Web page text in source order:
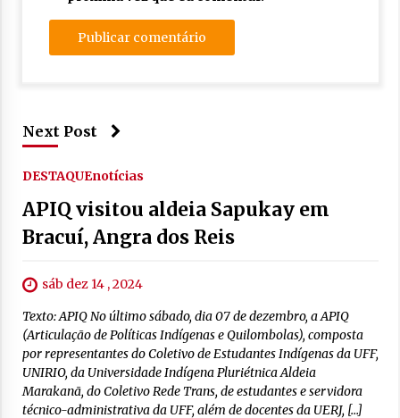
Next Post
DESTAQUEnotícias
APIQ visitou aldeia Sapukay em
Bracuí, Angra dos Reis
sáb dez 14 , 2024
Texto: APIQ No último sábado, dia 07 de dezembro, a APIQ
(Articulação de Políticas Indígenas e Quilombolas), composta
por representantes do Coletivo de Estudantes Indígenas da UFF,
UNIRIO, da Universidade Indígena Pluriétnica Aldeia
Marakanã, do Coletivo Rede Trans, de estudantes e servidora
técnico-administrativa da UFF, além de docentes da UERJ, […]